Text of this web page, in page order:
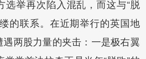
选举再次陷入混乱，而这与“脱
的联系。在近期举行的英国地
两股力量的夹击：一是极右翼